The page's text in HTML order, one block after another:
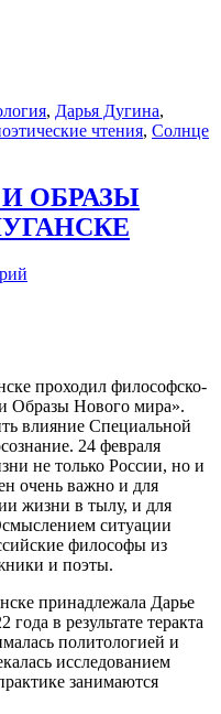
, Дарья Дугина,
чтения, Солнце
ОБРАЗЫ
МИРА»
В
ЛУГАНСКЕ
проходил философско-
Образы Нового мира».
влияние Специальной
24 февраля
не только России, но и
очень важно и для
жизни в тылу, и для
ситуации
философы из
и поэты.
принадлежала Дарье
в результате теракта
политологией и
исследованием
занимаются